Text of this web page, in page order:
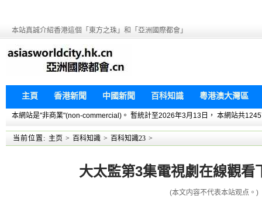
本站真誠介紹香港這個「東方之珠」和「亞洲國際都會」
主頁 香港新聞 中國新聞 百科知識 粵港澳大灣區
本網站是"非商業"(non-commercial)。 暫統計至2026年3月13日， 本網站共
当前位置: 主页 > 百科知識 > 百科知識23 >
大太監第3集電視劇在線觀
(本文内容不代表本站观点。)